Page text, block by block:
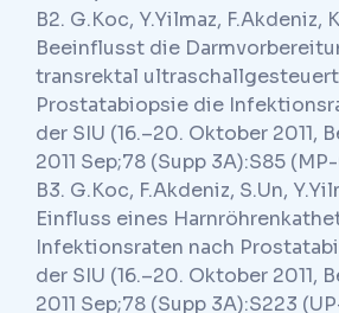
B2. G.Koc, Y.Yilmaz, F.Akdeniz,
Beeinflusst die
transrektal
Prostatabiopsie die
der SIU (16.–20. Oktober 2011,
2011 Sep;78 (Supp 3A):S85
B3. G.Koc, F.Akdeniz, S.Un,
Einfluss eines
Infektionsraten nach
der SIU (16.–20. Oktober 2011,
2011 Sep;78 (Supp 3A):S223